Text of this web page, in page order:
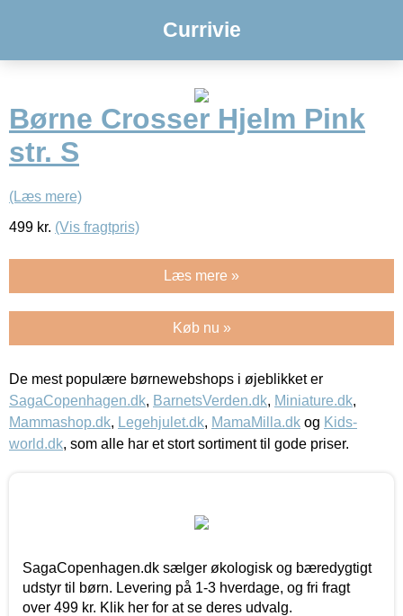
Currivie
Børne Crosser Hjelm Pink
str. S
(Læs mere)
499 kr. (Vis fragtpris)
Læs mere »
Køb nu »
De mest populære børnewebshops i øjeblikket er
SagaCopenhagen.dk, BarnetsVerden.dk, Miniature.dk,
Mammashop.dk, Legehjulet.dk, MamaMilla.dk og Kids-
world.dk, som alle har et stort sortiment til gode priser.
SagaCopenhagen.dk sælger økologisk og bæredygtigt
udstyr til børn. Levering på 1-3 hverdage, og fri fragt
over 499 kr. Klik her for at se deres udvalg.